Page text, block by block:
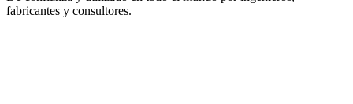
fabricantes y consultores.